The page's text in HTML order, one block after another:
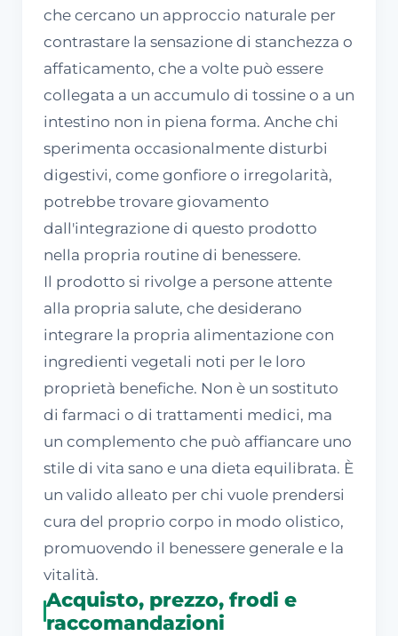
che cercano un approccio naturale per
contrastare la sensazione di stanchezza o
affaticamento, che a volte può essere
collegata a un accumulo di tossine o a un
intestino non in piena forma. Anche chi
sperimenta occasionalmente disturbi
digestivi, come gonfiore o irregolarità,
potrebbe trovare giovamento
dall'integrazione di questo prodotto
nella propria routine di benessere.
Il prodotto si rivolge a persone attente
alla propria salute, che desiderano
integrare la propria alimentazione con
ingredienti vegetali noti per le loro
proprietà benefiche. Non è un sostituto
di farmaci o di trattamenti medici, ma
un complemento che può affiancare uno
stile di vita sano e una dieta equilibrata. È
un valido alleato per chi vuole prendersi
cura del proprio corpo in modo olistico,
promuovendo il benessere generale e la
vitalità.
Acquisto, prezzo, frodi e
raccomandazioni